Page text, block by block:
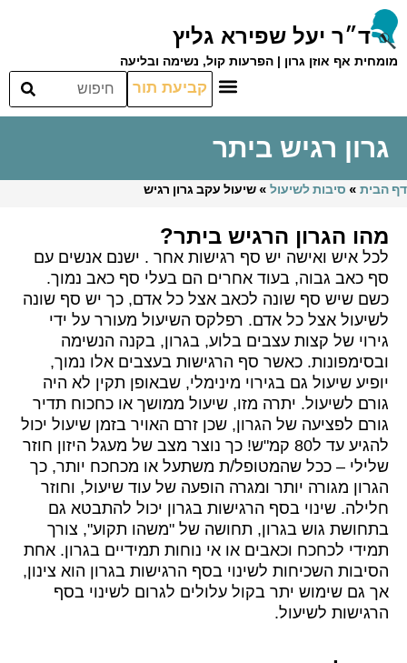
ד״ר יעל שפירא גליץ
מומחית אף אוזן גרון | הפרעות קול, נשימה ובליעה
קביעת תור
גרון רגיש ביתר
דף הבית » סיבות לשיעול » שיעול עקב גרון רגיש
מהו הגרון הרגיש ביתר?
לכל איש ואישה יש סף רגישות אחר . ישנם אנשים עם
סף כאב גבוה, בעוד אחרים הם בעלי סף כאב נמוך.
כשם שיש סף שונה לכאב אצל כל אדם, כך יש סף שונה
לשיעול אצל כל אדם. רפלקס השיעול מעורר על ידי
גירוי של קצות עצבים בלוע, בגרון, בקנה הנשימה
ובסימפונות. כאשר סף הרגישות בעצבים אלו נמוך,
יופיע שיעול גם בגירוי מינימלי, שבאופן תקין לא היה
גורם לשיעול. יתרה מזו, שיעול ממושך או כחכוח תדיר
גורם לפציעה של הגרון, שכן זרם האויר בזמן שיעול יכול
להגיע עד ל80 קמ"ש! כך נוצר מצב של מעגל היזון חוזר
שלילי – ככל שהמטופל/ת משתעל או מכחכח יותר, כך
הגרון מגורה יותר ומגרה הופעה של עוד שיעול, וחוזר
חלילה. שינוי בסף הרגישות בגרון יכול להתבטא גם
בתחושת גוש בגרון, תחושה של "משהו תקוע", צורך
תמידי לכחכח וכאבים או אי נוחות תמידיים בגרון. אחת
הסיבות השכיחות לשינוי בסף הרגישות בגרון הוא צינון,
אך גם שימוש יתר בקול עלולים לגרום לשינוי בסף
הרגישות לשיעול.